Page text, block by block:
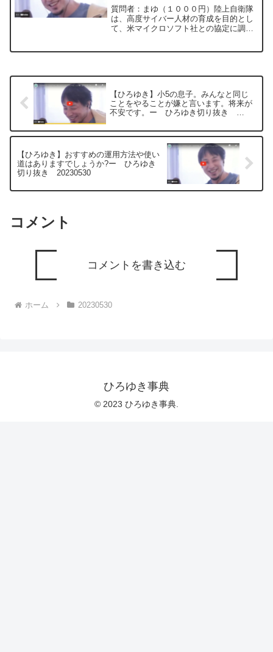
ー ひろゆき切り抜き
20230530
質問者：まゆ（１０００円）陸上自衛隊
は、高度サイバー人材の育成を目的とし
て、米マイクロソフト社との協定に調印
【ひろゆき】小5の息子。みんなと同じ
ことをやることが嫌と言います。将来が
不安です。ー ひろゆき切り抜き
【ひろゆき】おすすめの運用方法や使い
道はありますでしょうか?ー ひろゆき
切り抜き 20230530
コメント
コメントを書き込む
ホーム 20230530
ひろゆき事典
© 2023 ひろゆき事典.